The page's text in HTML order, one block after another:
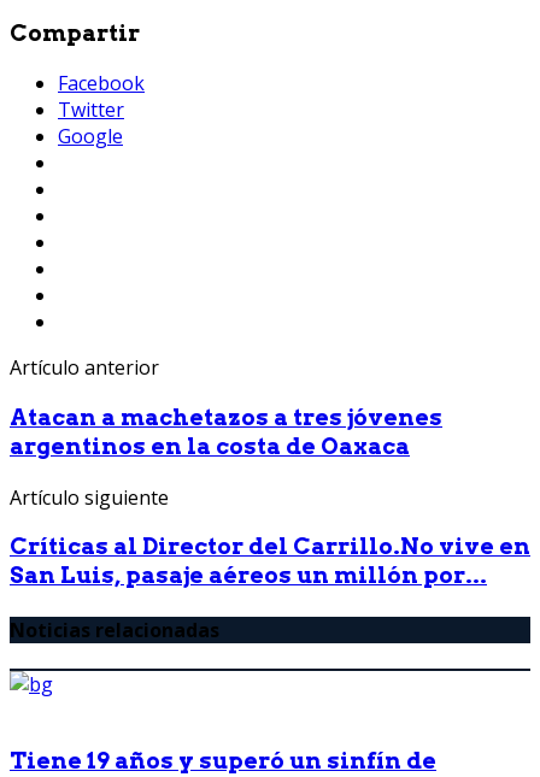
Compartir
Facebook
Twitter
Google
Artículo anterior
Atacan a machetazos a tres jóvenes
argentinos en la costa de Oaxaca
Artículo siguiente
Críticas al Director del Carrillo.No vive en
San Luis, pasaje aéreos un millón por...
Noticias relacionadas
Tiene 19 años y superó un sinfín de